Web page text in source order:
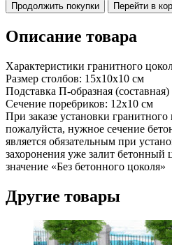
Продолжить покупки Перейти в
Описание товара
Характеристики гранитного
Размер столбов: 15х10х10 см
Подставка П-образная
Сечение поребриков: 12х10 см
При заказе установки
пожалуйста, нужное сечение
является обязательным при
захоронения уже залит бетонный
значение «Без бетонного цоколя»
Другие товары